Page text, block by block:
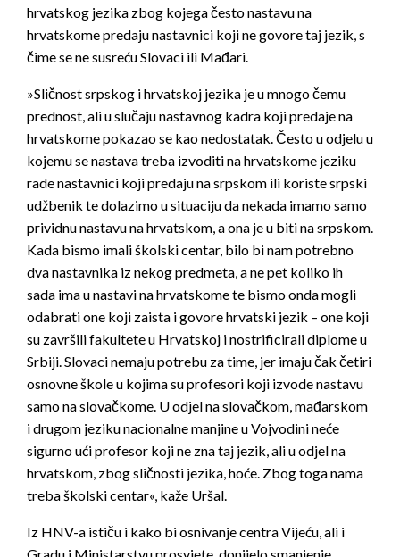
hrvatskog jezika zbog kojega često nastavu na
hrvatskome predaju nastavnici koji ne govore taj jezik, s
čime se ne susreću Slovaci ili Mađari.
»Sličnost srpskog i hrvatskoj jezika je u mnogo čemu
prednost, ali u slučaju nastavnog kadra koji predaje na
hrvatskome pokazao se kao nedostatak. Često u odjelu u
kojemu se nastava treba izvoditi na hrvatskome jeziku
rade nastavnici koji predaju na srpskom ili koriste srpski
udžbenik te dolazimo u situaciju da nekada imamo samo
prividnu nastavu na hrvatskom, a ona je u biti na srpskom.
Kada bismo imali školski centar, bilo bi nam potrebno
dva nastavnika iz nekog predmeta, a ne pet koliko ih
sada ima u nastavi na hrvatskome te bismo onda mogli
odabrati one koji zaista i govore hrvatski jezik – one koji
su završili fakultete u Hrvatskoj i nostrificirali diplome u
Srbiji. Slovaci nemaju potrebu za time, jer imaju čak četiri
osnovne škole u kojima su profesori koji izvode nastavu
samo na slovačkome. U odjel na slovačkom, mađarskom
i drugom jeziku nacionalne manjine u Vojvodini neće
sigurno ući profesor koji ne zna taj jezik, ali u odjel na
hrvatskom, zbog sličnosti jezika, hoće. Zbog toga nama
treba školski centar«, kaže Uršal.
Iz HNV-a ističu i kako bi osnivanje centra Vijeću, ali i